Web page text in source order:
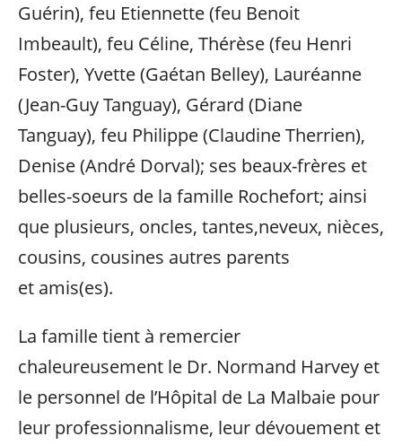
Guérin), feu Etiennette (feu Benoit
Imbeault), feu Céline, Thérèse (feu Henri
Foster), Yvette (Gaétan Belley), Lauréanne
(Jean-Guy Tanguay), Gérard (Diane
Tanguay), feu Philippe (Claudine Therrien),
Denise (André Dorval); ses beaux-frères et
belles-soeurs de la famille Rochefort; ainsi
que plusieurs, oncles, tantes,neveux, nièces,
cousins, cousines autres parents
et amis(es).
La famille tient à remercier
chaleureusement le Dr. Normand Harvey et
le personnel de l’Hôpital de La Malbaie pour
leur professionnalisme, leur dévouement et